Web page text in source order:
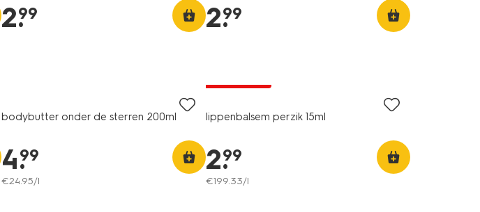
2.
99 2.
99
bodybutter onder de sterren 200ml
4.
99
€24.95/l
lippenbalsem perzik 15ml
2.
99
€199.33/l